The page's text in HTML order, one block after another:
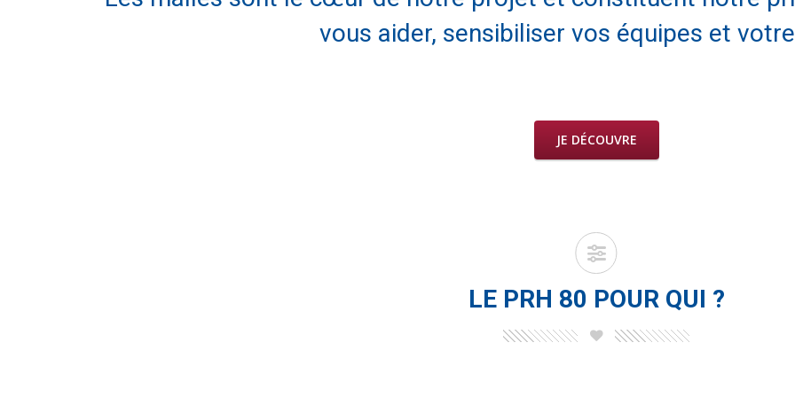
vous aider, sensibiliser vos équipes et
JE DÉCOUVRE
LE PRH 80 POUR QUI ?